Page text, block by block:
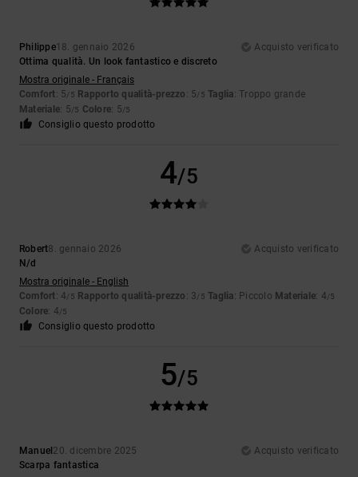
Philippe18. gennaio 2026
Acquisto verificato
Ottima qualità. Un look fantastico e discreto
Mostra originale - Français
Comfort: 5/5 Rapporto qualità-prezzo : 5/5 Taglia: Troppo grande
Materiale: 5/5 Colore: 5/5
Consiglio questo prodotto
4/5
Robert8. gennaio 2026
Acquisto verificato
N/d
Mostra originale - English
Comfort: 4/5 Rapporto qualità-prezzo : 3/5 Taglia: Piccolo Materiale: 4/5
Colore: 4/5
Consiglio questo prodotto
5/5
Manuel 20. dicembre 2025
Acquisto verificato
Scarpa fantastica